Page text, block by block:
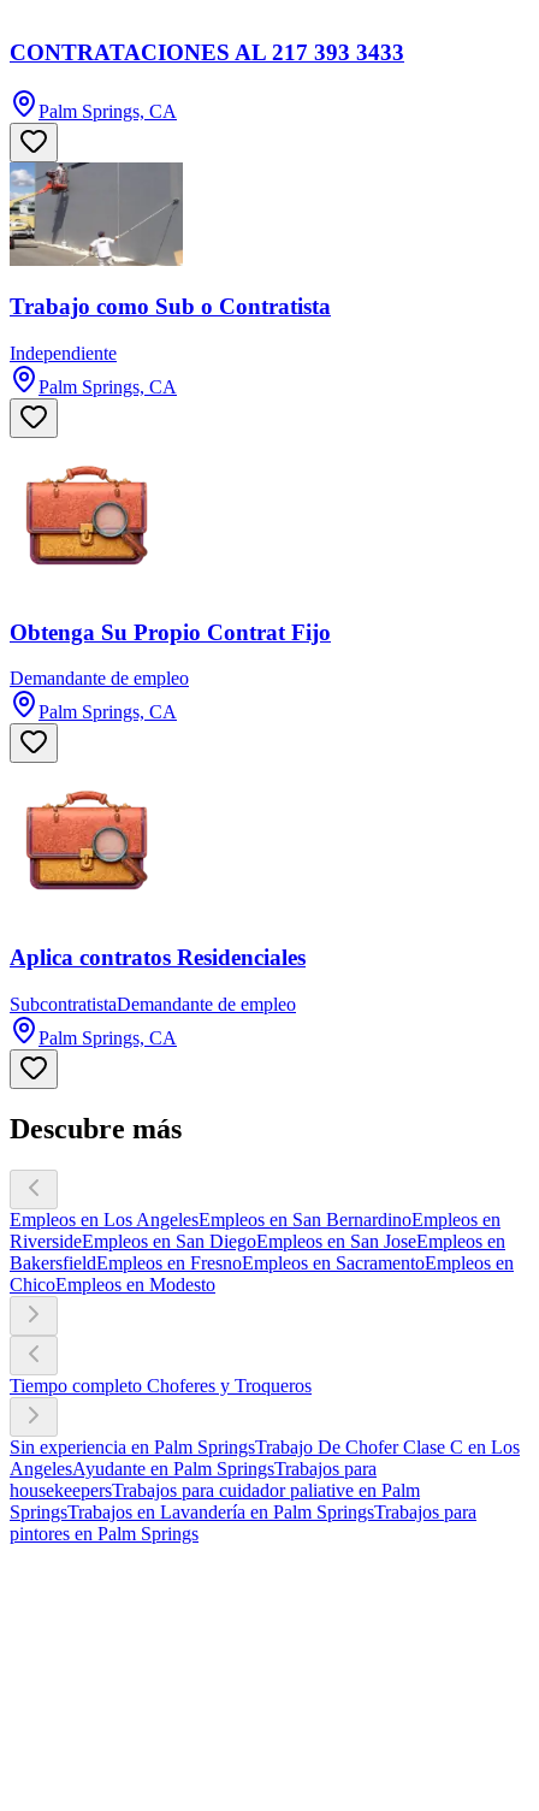
CONTRATACIONES AL 217 393 3433
Palm Springs, CA
Trabajo como Sub o Contratista
Independiente
Palm Springs, CA
Obtenga Su Propio Contrat Fijo
Demandante de empleo
Palm Springs, CA
Aplica contratos Residenciales
SubcontratistaDemandante de empleo
Palm Springs, CA
Descubre más
Empleos en Los AngelesEmpleos en San BernardinoEmpleos en
RiversideEmpleos en San DiegoEmpleos en San JoseEmpleos en
BakersfieldEmpleos en FresnoEmpleos en SacramentoEmpleos en
ChicoEmpleos en Modesto
Tiempo completo Choferes y Troqueros
Sin experiencia en Palm SpringsTrabajo De Chofer Clase C en Los
AngelesAyudante en Palm SpringsTrabajos para
housekeepersTrabajos para cuidador paliative en Palm
SpringsTrabajos en Lavandería en Palm SpringsTrabajos para
pintores en Palm Springs